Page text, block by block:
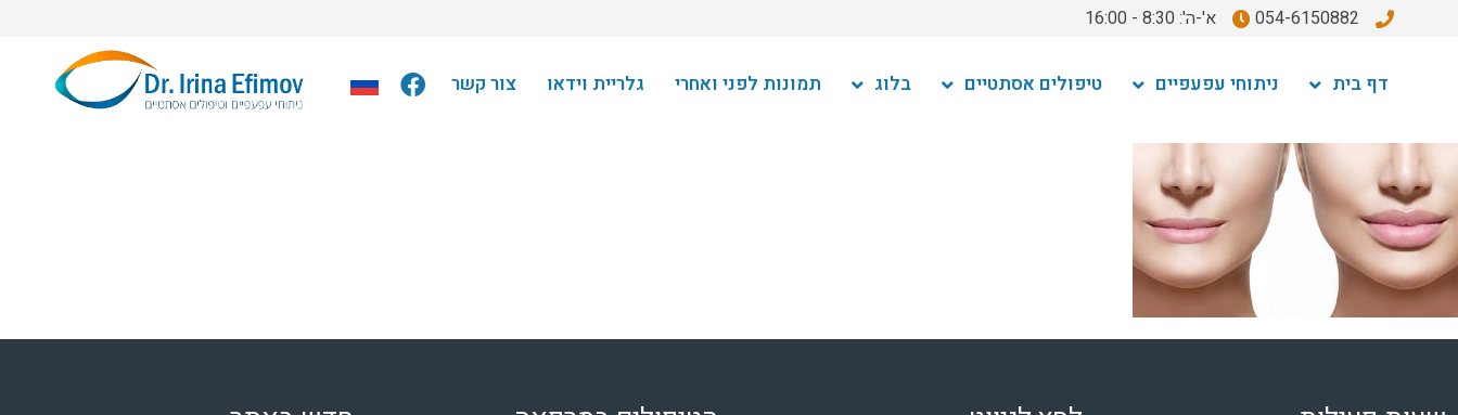
054-6150882 א'-ה': 8:30 - 16:00
דף בית ניתוחי עפעפיים טיפולים אסתטיים בלוג תמונות לפני ואחרי גלריית וידאו צור קשר